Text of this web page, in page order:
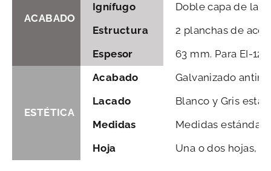
ACABADO
Ignífugo
Doble capa de
Estructura
2 planchas de
Espesor
63 mm. Para EI-
ESTÉTICA
Acabado
Galvanizado
Lacado
Blanco y Gris
Medidas
Medidas estándar
Hoja
Una o dos hojas,